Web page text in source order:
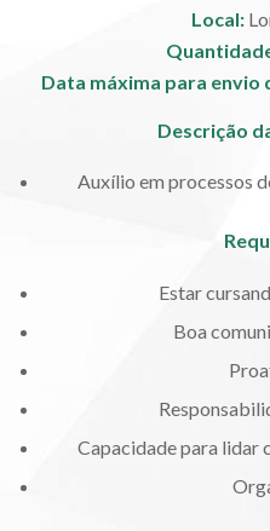
Local:
Data máxima para envio
Descrição
Auxílio em processos
Estar
Boa
Capacidade para lidar